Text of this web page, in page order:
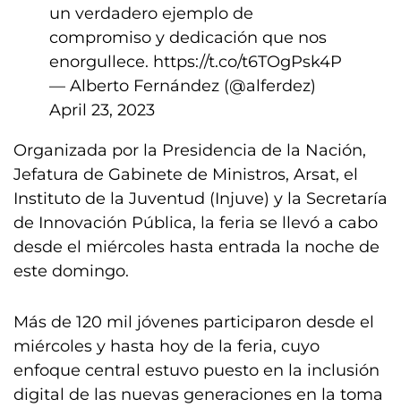
un verdadero ejemplo de
compromiso y dedicación que nos
enorgullece. https://t.co/t6TOgPsk4P
— Alberto Fernández (@alferdez)
April 23, 2023
Organizada por la Presidencia de la Nación,
Jefatura de Gabinete de Ministros, Arsat, el
Instituto de la Juventud (Injuve) y la Secretaría
de Innovación Pública, la feria se llevó a cabo
desde el miércoles hasta entrada la noche de
este domingo.
Más de 120 mil jóvenes participaron desde el
miércoles y hasta hoy de la feria, cuyo
enfoque central estuvo puesto en la inclusión
digital de las nuevas generaciones en la toma